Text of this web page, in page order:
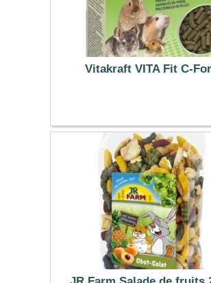
Vitakraft VITA Fit C-
2.09 €